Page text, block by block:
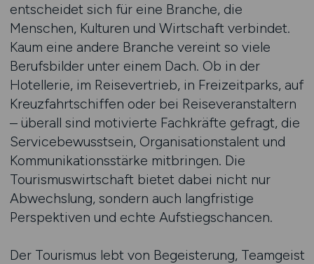
entscheidet sich für eine Branche, die
Menschen, Kulturen und Wirtschaft verbindet.
Kaum eine andere Branche vereint so viele
Berufsbilder unter einem Dach. Ob in der
Hotellerie, im Reisevertrieb, in Freizeitparks, auf
Kreuzfahrtschiffen oder bei Reiseveranstaltern
– überall sind motivierte Fachkräfte gefragt, die
Servicebewusstsein, Organisationstalent und
Kommunikationsstärke mitbringen. Die
Tourismuswirtschaft bietet dabei nicht nur
Abwechslung, sondern auch langfristige
Perspektiven und echte Aufstiegschancen.
Der Tourismus lebt von Begeisterung, Teamgeist